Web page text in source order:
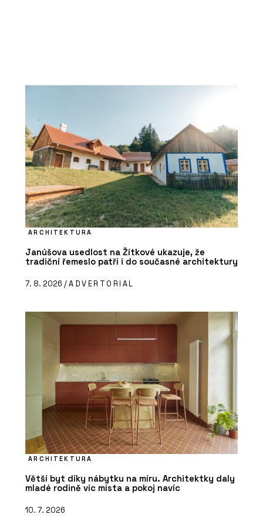
ARCHITEKTURA
Janúšova usedlost na Žítkové ukazuje, že
tradiční řemeslo patří i do současné architektury
7. 8. 2026 /ADVERTORIAL
ARCHITEKTURA
Větší byt díky nábytku na míru. Architektky daly
mladé rodině víc místa a pokoj navíc
10. 7. 2026